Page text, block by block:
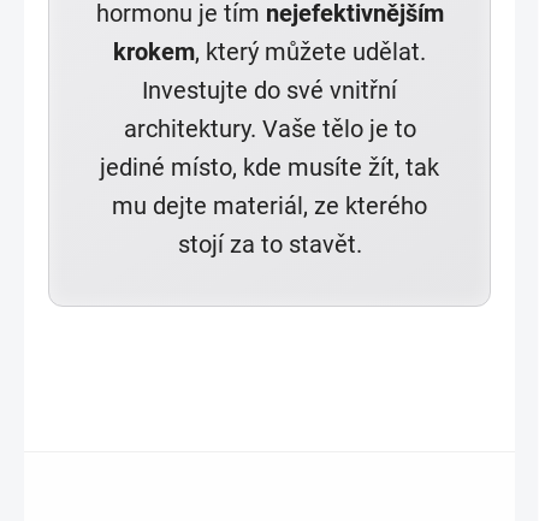
hormonu je tím nejefektivnějším
krokem, který můžete udělat.
Investujte do své vnitřní
architektury. Vaše tělo je to
jediné místo, kde musíte žít, tak
mu dejte materiál, ze kterého
stojí za to stavět.